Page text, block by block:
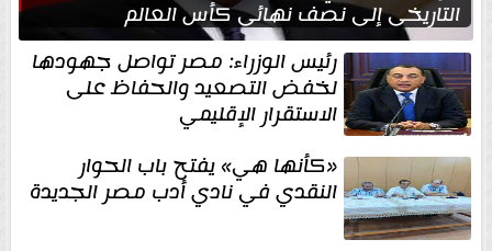
التاريخي إلى نصف نهائي كأس العالم
رئيس الوزراء: مصر تواصل جهودها
لخفض التصعيد والحفاظ على
الاستقرار الإقليمي
«كأنها هي» يفتح باب الحوار
النقدي في نادي أدب مصر الجديدة